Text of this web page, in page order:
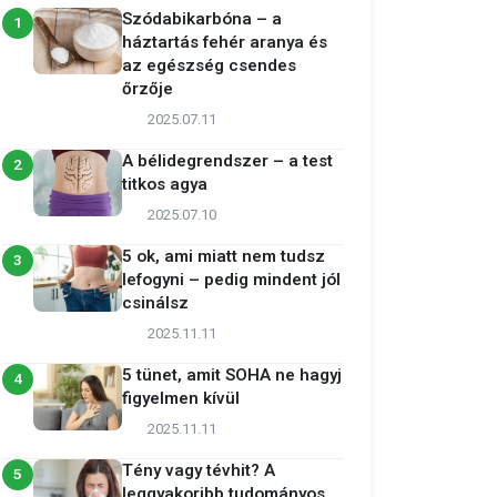
1
Szódabikarbóna – a
háztartás fehér aranya és
az egészség csendes
őrzője
2025.07.11
2
A bélidegrendszer – a test
titkos agya
2025.07.10
3
5 ok, ami miatt nem tudsz
lefogyni – pedig mindent jól
csinálsz
2025.11.11
4
5 tünet, amit SOHA ne hagyj
figyelmen kívül
2025.11.11
5
Tény vagy tévhit? A